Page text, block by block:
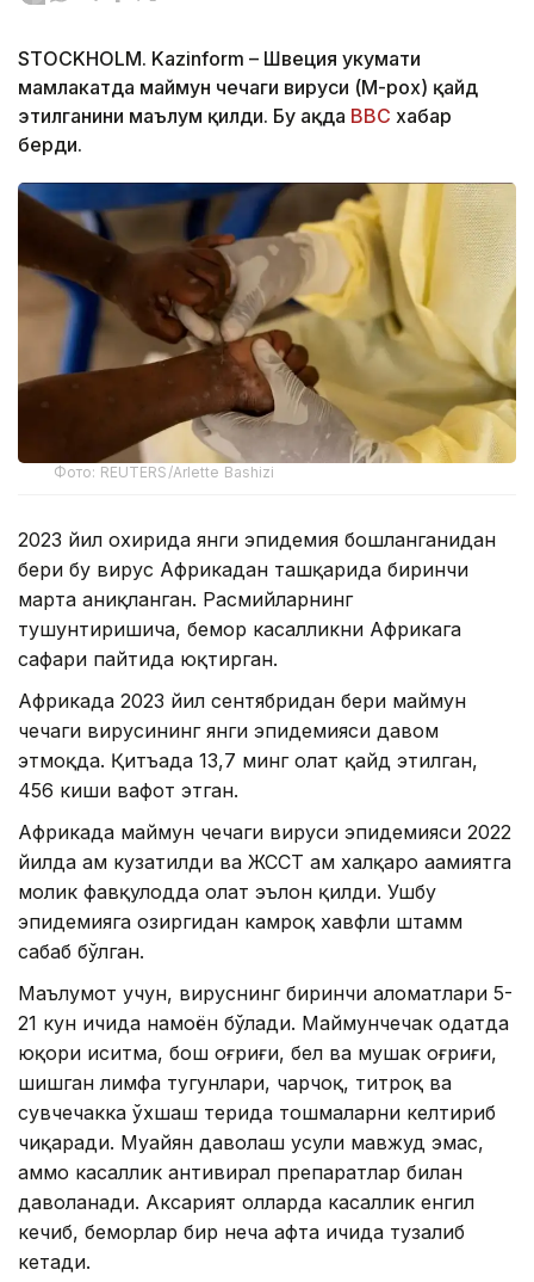
STOCKHOLM. Kazinform – Швеция ҳукумати
мамлакатда маймун чечаги вируси (M-pox) қайд
этилганини маълум қилди. Бу ҳақда BBC хабар
берди.
Фото: REUTERS/Arlette Bashizi
2023 йил охирида янги эпидемия бошланганидан
бери бу вирус Африкадан ташқарида биринчи
марта аниқланган. Расмийларнинг
тушунтиришича, бемор касалликни Африкага
сафари пайтида юқтирган.
Африкада 2023 йил сентябридан бери маймун
чечаги вирусининг янги эпидемияси давом
этмоқда. Қитъада 13,7 минг ҳолат қайд этилган,
456 киши вафот этган.
Африкада маймун чечаги вируси эпидемияси 2022
йилда ҳам кузатилди ва ЖССТ ҳам халқаро аҳамиятга
молик фавқулодда ҳолат эълон қилди. Ушбу
эпидемияга ҳозиргидан камроқ хавфли штамм
сабаб бўлган.
Маълумот учун, вируснинг биринчи аломатлари 5-
21 кун ичида намоён бўлади. Маймунчечак одатда
юқори иситма, бош оғриғи, бел ва мушак оғриғи,
шишган лимфа тугунлари, чарчоқ, титроқ ва
сувчечакка ўхшаш терида тошмаларни келтириб
чиқаради. Муайян даволаш усули мавжуд эмас,
аммо касаллик антивирал препаратлар билан
даволанади. Аксарият ҳолларда касаллик енгил
кечиб, беморлар бир неча ҳафта ичида тузалиб
кетади.